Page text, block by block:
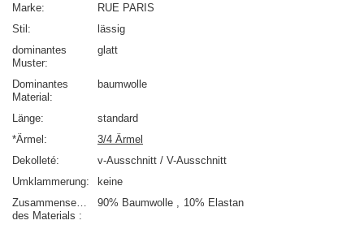
Marke
RUE PARIS
Stil
lässig
dominantes
Muster
glatt
Dominantes
Material
baumwolle
Länge
standard
*Ärmel
3/4 Ärmel
Dekolleté
v-Ausschnitt / V-Ausschnitt
Umklammerung
keine
Zusammensetzung
des Materials
90% Baumwolle 10% Elastan